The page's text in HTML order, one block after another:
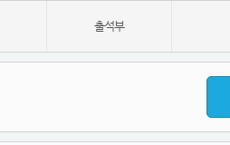
출석부